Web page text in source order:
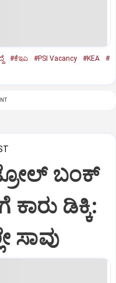
#ಕೆಇಎ #PSI Vacancy #KEA
#
ಬಂಕ್
ಡಿಕ್ಕಿ:
ಸಾವು